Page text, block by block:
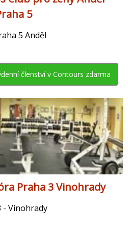
5
5 Anděl
členství v Contours zdarma
Praha 3 Vinohrady
- Vinohrady